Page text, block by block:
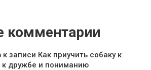
комментарии
к записи Как приучить собаку к
к дружбе и пониманию